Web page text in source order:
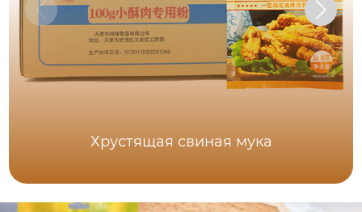
Хрустящая свиная мука